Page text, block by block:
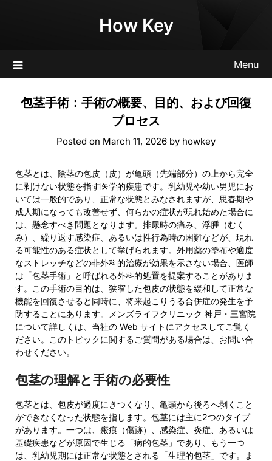
How Key
Menu
包茎手術：手術の概要、目的、および回復
プロセス
Posted on March 11, 2026 by howkey
包茎とは、陰茎の包皮（皮）が亀頭（先端部分）の上から完全
に剥けない状態を指す医学的疾患です。乳幼児や幼い男児にお
いては一般的であり、正常な状態とみなされますが、思春期や
成人期になっても改善せず、何らかの症状が現れ始めた場合に
は、懸念すべき問題となります。排尿時の痛み、浮腫（むく
み）、繰り返す感染症、あるいは性行為時の困難などが、現れ
る可能性のある症状として挙げられます。外用薬の塗布や適度
なストレッチなどの非外科的治療が効果を示さない場合、医師
は「包茎手術」と呼ばれる外科的処置を提案することがありま
す。この手術の目的は、狭窄した包皮の状態を緩和して正常な
機能を回復させると同時に、将来起こりうる合併症の発生を予
防することにあります。
メンズライフクリニック 神戸・三宮院
について詳しくは、当社の Web サイトにアクセスしてご覧く
ださい。このトピックに関するご質問がある場合は、お問い合
わせください。
包茎の理解と手術の必要性
包茎とは、包皮が過度にきつくなり、亀頭から後ろへ剥くこと
ができなくなった状態を指します。包茎には主に2つのタイプ
があります。一つは、瘢痕（傷跡）、感染症、炎症、あるいは
基礎疾患などが原因で生じる「病的包茎」であり、もう一つ
は、乳幼児期には正常な状態とされる「生理的包茎」です。ま